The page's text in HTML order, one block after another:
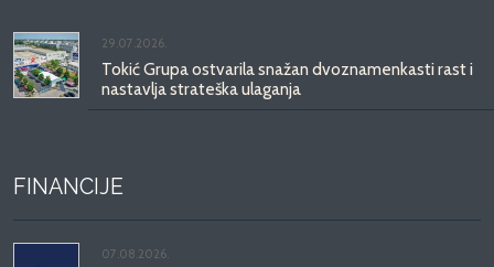
29.07.2026.
Tokić Grupa ostvarila snažan dvoznamenkasti rast i
nastavlja strateška ulaganja
FINANCIJE
07.08.2026.